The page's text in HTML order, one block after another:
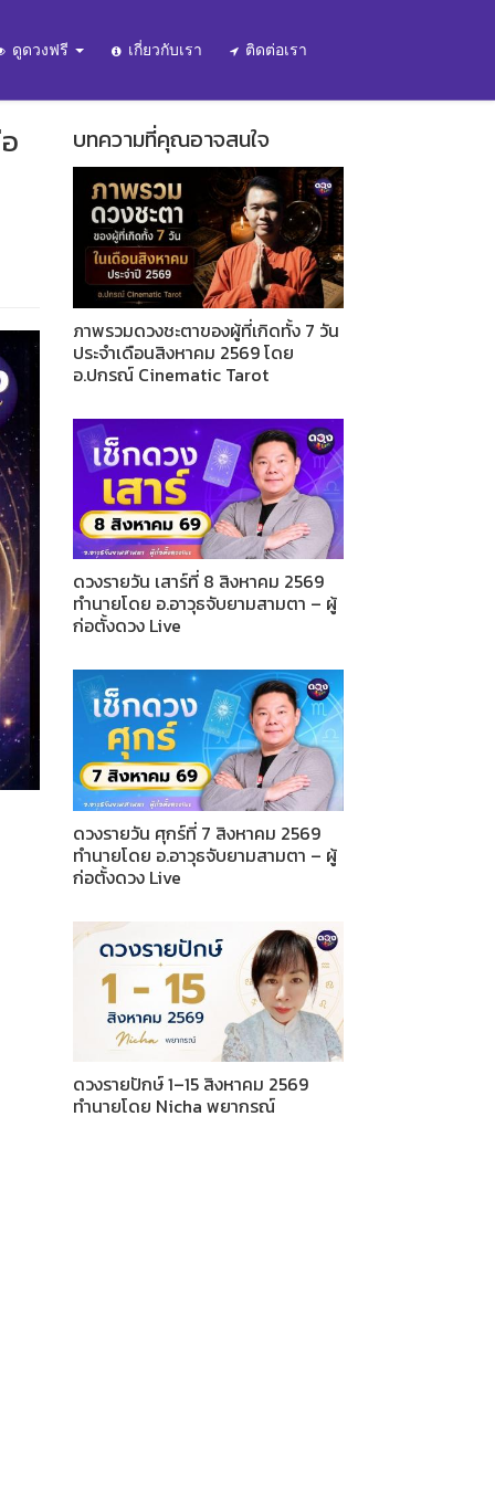
ดูดวงฟรี เกี่ยวกับเรา ติดต่อเรา
บทความที่คุณอาจสนใจ
ภาพรวมดวงชะตาของผู้ที่เกิดทั้ง 7 วัน
ประจำเดือนสิงหาคม 2569 โดย
อ.ปกรณ์ Cinematic Tarot
ดวงรายวัน เสาร์ที่ 8 สิงหาคม 2569
ทำนายโดย อ.อาวุธจับยามสามตา – ผู้
ก่อตั้งดวง Live
ดวงรายวัน ศุกร์ที่ 7 สิงหาคม 2569
ทำนายโดย อ.อาวุธจับยามสามตา – ผู้
ก่อตั้งดวง Live
ดวงรายปักษ์ 1–15 สิงหาคม 2569
ทำนายโดย Nicha พยากรณ์